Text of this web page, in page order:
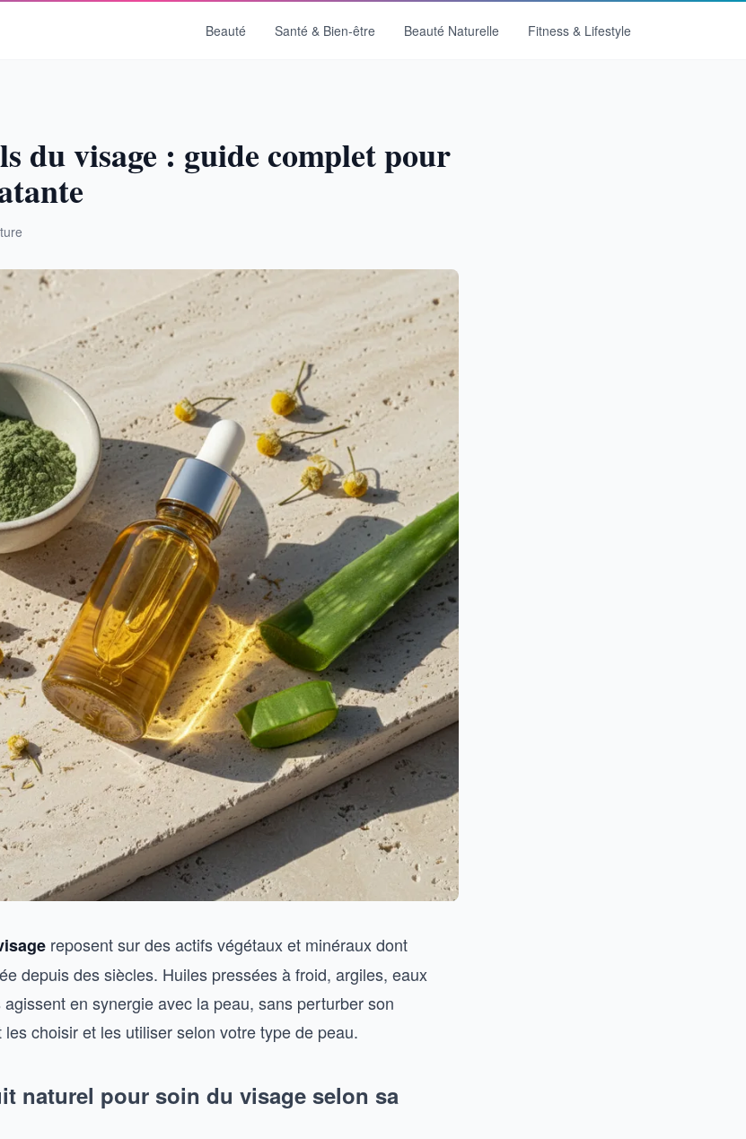
Beauté Santé & Bien-être Beauté Naturelle Fitness & Lifestyle
du visage : guide complet pour
reposent sur des actifs végétaux et minéraux dont
depuis des siècles. Huiles pressées à froid, argiles, eaux
en synergie avec la peau, sans perturber son
choisir et les utiliser selon votre type de peau.
naturel pour soin du visage selon sa